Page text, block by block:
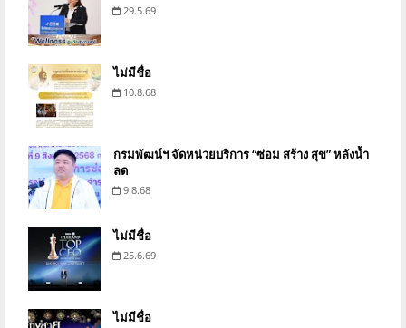
29.5.69
ไม่มีชื่อ
10.8.68
กรมพัฒน์ฯ จัดหน่วยบริการ “ซ่อม สร้าง สุข” หลังน้ำ
ลด
9.8.68
ไม่มีชื่อ
25.6.69
ไม่มีชื่อ